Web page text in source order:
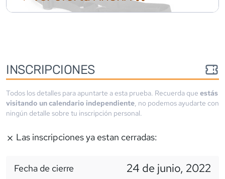
INSCRIPCIONES
Todos los detalles para apuntarte a esta prueba. Recuerda que estás
visitando un calendario independiente, no podemos ayudarte con
ningún detalle sobre tu inscripción personal.
Las inscripciones ya estan cerradas:
Fecha de cierre 24 de junio, 2022